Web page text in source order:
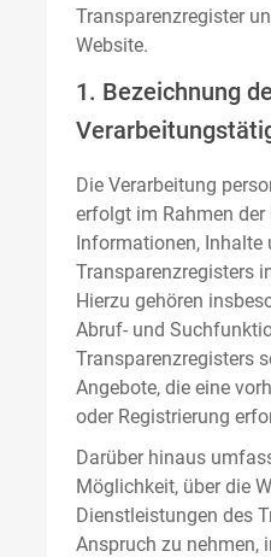
Transparenzregister
Website.
1. Bezeichnung
Die Verarbeitung
erfolgt im Rahmen der
Informationen, Inhalte
Transparenzregisters
Hierzu gehören
Abruf- und
Transparenzregisters
Angebote, die eine
oder Registrierung
Darüber hinaus
Möglichkeit, über die
Dienstleistungen des
Anspruch zu nehmen,